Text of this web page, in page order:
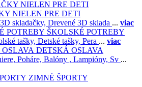
NIELEN PRE DETI
skladačky, Drevené 3D sklada ... viac
ŠKOLSKÉ POTREBY
tašky, Detské tašky, Pera ... viac
DETSKÁ OSLAVA
Poháre, Balóny , Lampióny, Sv ...
ZIMNÉ ŠPORTY